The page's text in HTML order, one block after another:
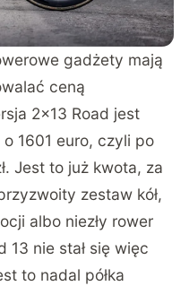
gadżety mają
ceną
2×13 Road jest
1601 euro, czyli po
Jest to już kwota, za
zestaw kół,
albo niezły rower
13 nie stał się więc
to nadal półka